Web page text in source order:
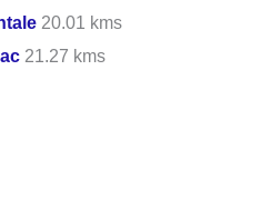
20.01 kms
21.27 kms